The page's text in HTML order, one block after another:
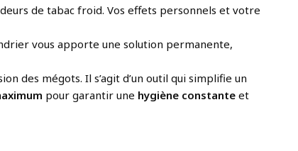
de tabac froid. Vos effets personnels et votre
vous apporte une solution permanente,
des mégots. Il s’agit d’un outil qui simplifie un
pour garantir une hygiène constante et